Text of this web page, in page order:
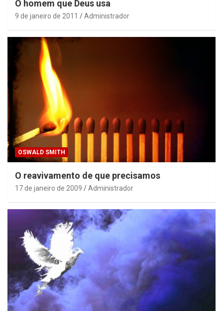
O homem que Deus usa
9 de janeiro de 2011 Administrador
OSWALD SMITH
O reavivamento de que precisamos
17 de janeiro de 2009 Administrador